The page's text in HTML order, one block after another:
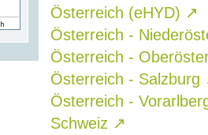
Österreich (eHYD) ↗
Österreich -
Österreich -
Österreich - Salzburg
Österreich -
Schweiz ↗